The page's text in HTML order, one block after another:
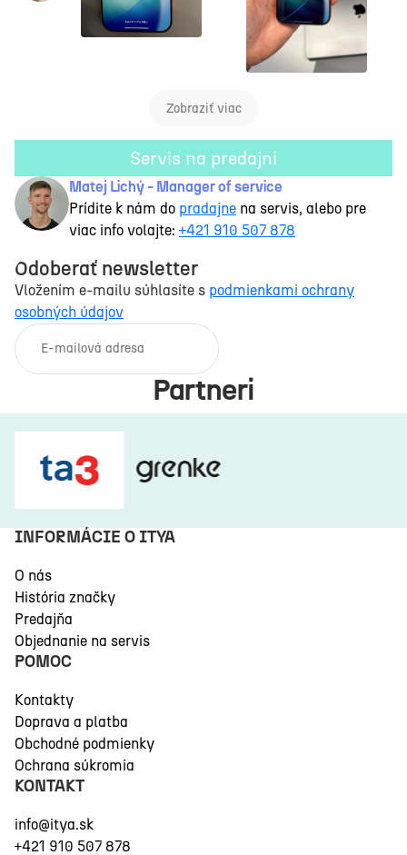
Zobraziť viac
Servis na predajni
Matej Lichý - Manager of service
Prídite k nám do pradajne na servis, alebo pre
viac info volajte: +421 910 507 878
Odoberať newsletter
Vložením e-mailu súhlasíte s podmienkami ochrany
osobných údajov
E-mail
Partneri
INFORMÁCIE O ITYA
O nás
História značky
Predajňa
Objednanie na servis
POMOC
Kontakty
Doprava a platba
Obchodné podmienky
Ochrana súkromia
KONTAKT
info@itya.sk
+421 910 507 878